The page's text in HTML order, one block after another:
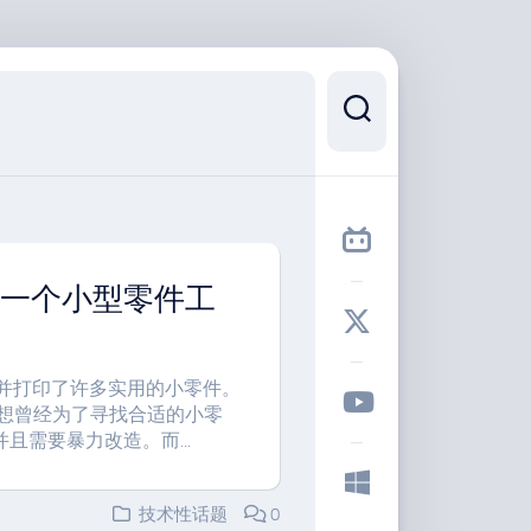
个小型零件工
印了许多实用的小零件。
曾经为了寻找合适的小零
需要暴力改造。而...
技术性话题
0